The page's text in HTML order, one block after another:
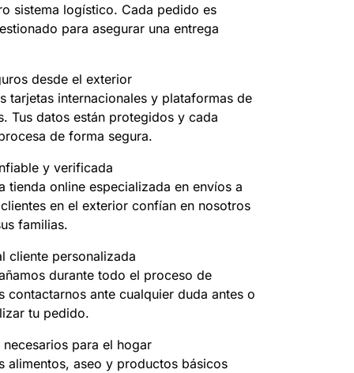
sistema logístico. Cada pedido es
para asegurar una entrega
desde el exterior
tarjetas internacionales y plataformas de
Tus datos están protegidos y cada
de forma segura.
y verificada
tienda online especializada en envíos a
en el exterior confían en nosotros
familias.
cliente personalizada
durante todo el proceso de
contactarnos ante cualquier duda antes o
tu pedido.
necesarios para el hogar
alimentos, aseo y productos básicos